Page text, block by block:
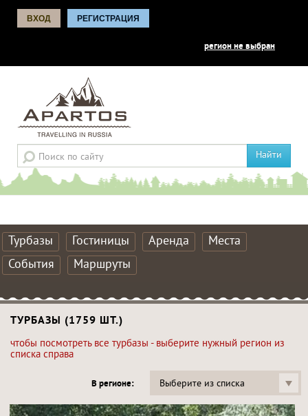
ВХОД РЕГИСТРАЦИЯ
регион не выбран
Найти
Турбазы Гостиницы Аренда
Места
События
Маршруты
ТУРБАЗЫ (1759 ШТ.)
чтобы посмотреть все турбазы - выберите нужный регион из
списка справа
В регионе: Выберите из списка